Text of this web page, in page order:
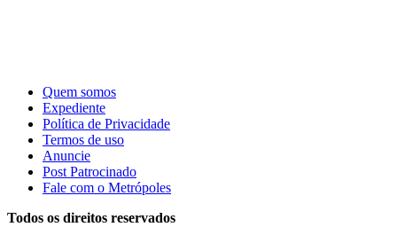
Quem somos
Expediente
Política de Privacidade
Termos de uso
Anuncie
Post Patrocinado
Fale com o Metrópoles
Todos os direitos reservados